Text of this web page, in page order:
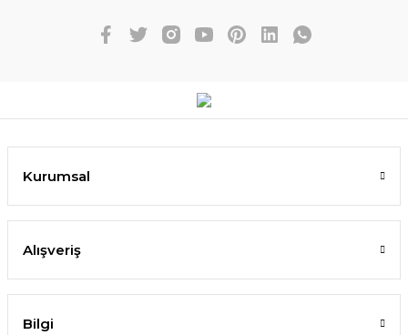
Kurumsal
Alışveriş
Bilgi